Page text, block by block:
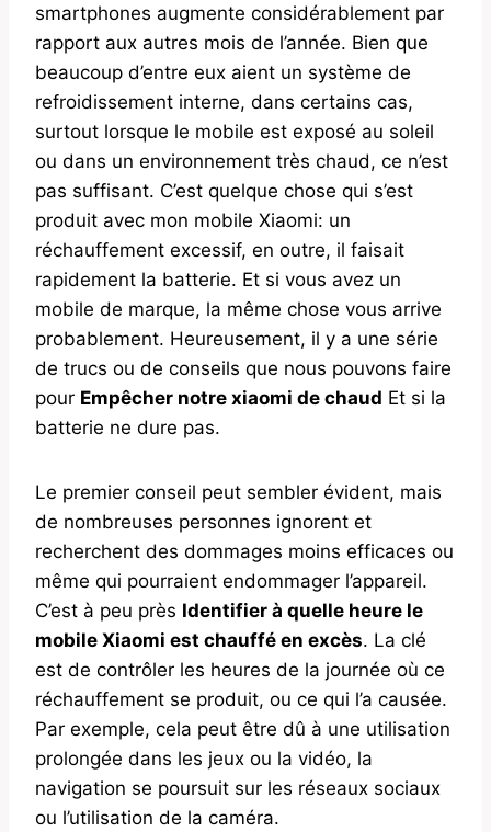
smartphones augmente considérablement par
rapport aux autres mois de l’année. Bien que
beaucoup d’entre eux aient un système de
refroidissement interne, dans certains cas,
surtout lorsque le mobile est exposé au soleil
ou dans un environnement très chaud, ce n’est
pas suffisant. C’est quelque chose qui s’est
produit avec mon mobile Xiaomi: un
réchauffement excessif, en outre, il faisait
rapidement la batterie. Et si vous avez un
mobile de marque, la même chose vous arrive
probablement. Heureusement, il y a une série
de trucs ou de conseils que nous pouvons faire
pour Empêcher notre xiaomi de chaud Et si la
batterie ne dure pas.
Le premier conseil peut sembler évident, mais
de nombreuses personnes ignorent et
recherchent des dommages moins efficaces ou
même qui pourraient endommager l’appareil.
C’est à peu près Identifier à quelle heure le
mobile Xiaomi est chauffé en excès. La clé
est de contrôler les heures de la journée où ce
réchauffement se produit, ou ce qui l’a causée.
Par exemple, cela peut être dû à une utilisation
prolongée dans les jeux ou la vidéo, la
navigation se poursuit sur les réseaux sociaux
ou l’utilisation de la caméra.